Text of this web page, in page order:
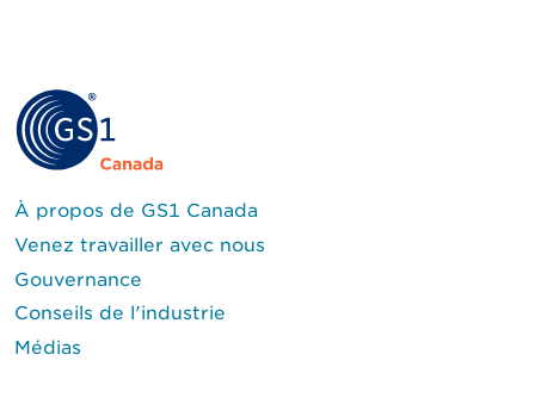
À propos de GS1 Canada
Venez travailler avec nous
Gouvernance
Conseils de l'industrie
Médias